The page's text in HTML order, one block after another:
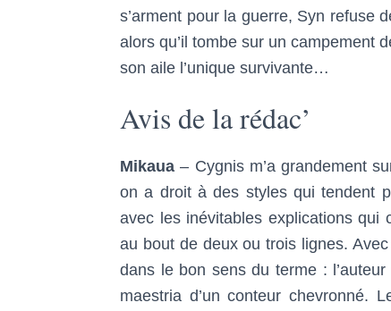
s’arment pour la guerre, Syn refuse
alors qu’il tombe sur un campement
son aile l’unique survivante…
Avis de la rédac’
Mikaua – Cygnis m’a grandement
on a droit à des styles qui tendent
avec les inévitables explications qui
au bout de deux ou trois lignes.
dans le bon sens du terme :
maestria d’un conteur chevronné.